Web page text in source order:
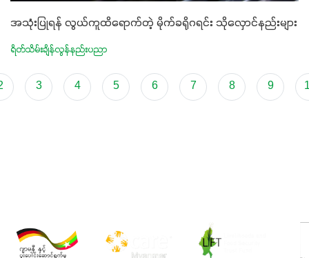
အသုံးပြုရန် လွယ်ကူထိရောက်တဲ့ မိုက်ခရိုဂရင်း သိုလှောင်နည်းများ
ရိတ်သိမ်းချိန်လွန်နည်းပညာ
3 4 5 6 7 8 9